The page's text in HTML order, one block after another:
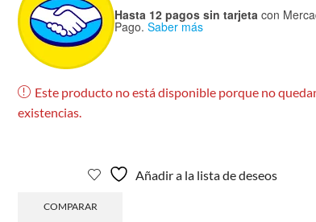
Hasta 12 pagos sin tarjetacon
Pago. Saber más
Este producto no está disponible porque no
existencias.
Añadir a la lista de deseos
COMPARAR